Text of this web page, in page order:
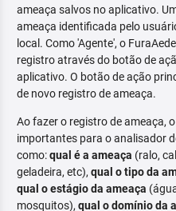
ameaça salvos no aplicativo.
ameaça identificada pelo
local. Como 'Agente', o
registro através do botão de
aplicativo. O botão de ação
de novo registro de ameaça.
Ao fazer o registro de ameaça,
importantes para o analisador
como:qual é a ameaça (ralo,
geladeira, etc), qual o tipo da
qual o estágio da ameaça
mosquitos), qual o domínio da